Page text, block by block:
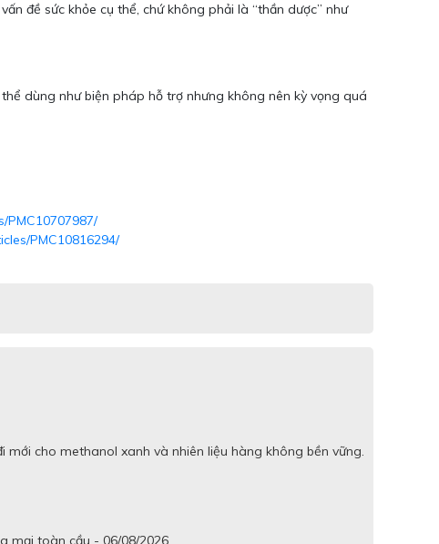
đề sức khỏe cụ thể, chứ không phải là “thần dược” như
dùng như biện pháp hỗ trợ nhưng không nên kỳ vọng quá
PMC10707987/
PMC10816294/
cho methanol xanh và nhiên liệu hàng không bền vững.
mại toàn cầu - 06/08/2026